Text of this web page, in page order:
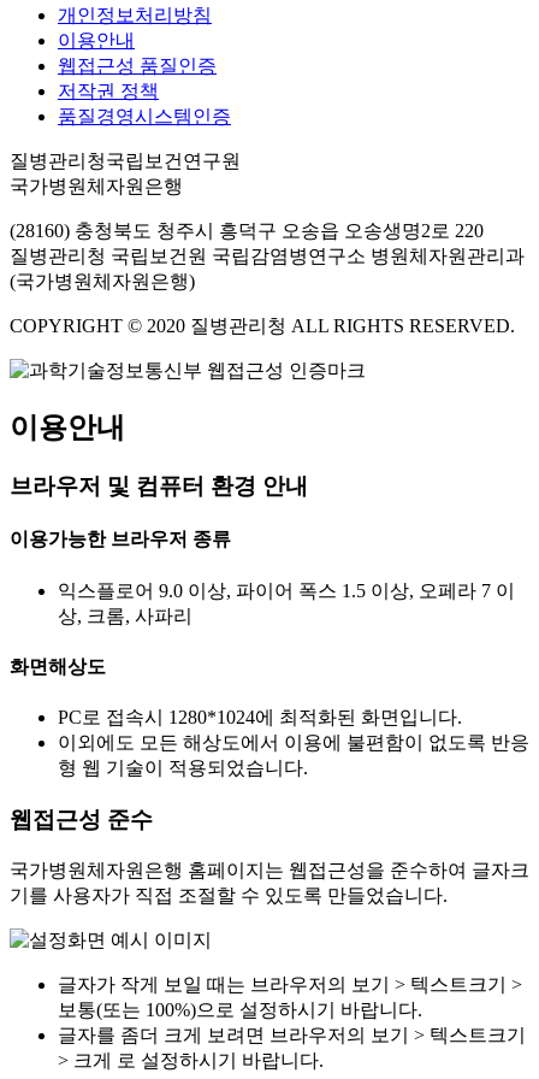
개인정보처리방침
이용안내
웹접근성 품질인증
저작권 정책
품질경영시스템인증
질병관리청국립보건연구원
국가병원체자원은행
(28160) 충청북도 청주시 흥덕구 오송읍 오송생명2로 220
질병관리청 국립보건원 국립감염병연구소 병원체자원관리과
(국가병원체자원은행)
COPYRIGHT © 2020 질병관리청 ALL RIGHTS RESERVED.
이용안내
브라우저 및 컴퓨터 환경 안내
이용가능한 브라우저 종류
익스플로어 9.0 이상, 파이어 폭스 1.5 이상, 오페라 7 이
상, 크롬, 사파리
화면해상도
PC로 접속시 1280*1024에 최적화된 화면입니다.
이외에도 모든 해상도에서 이용에 불편함이 없도록 반응
형 웹 기술이 적용되었습니다.
웹접근성 준수
국가병원체자원은행 홈페이지는 웹접근성을 준수하여 글자크
기를 사용자가 직접 조절할 수 있도록 만들었습니다.
글자가 작게 보일 때는 브라우저의 보기 > 텍스트크기 >
보통(또는 100%)으로 설정하시기 바랍니다.
글자를 좀더 크게 보려면 브라우저의 보기 > 텍스트크기
> 크게 로 설정하시기 바랍니다.